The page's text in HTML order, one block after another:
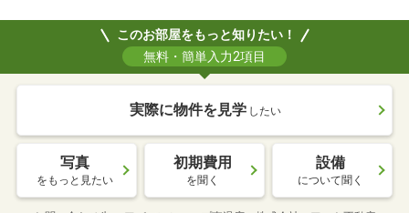
このお部屋をもっと知りたい！
無料・簡単入力2項目
実際に物件を見学 したい
写真
をもっと見たい
初期費用
を聞く
設備
について聞く